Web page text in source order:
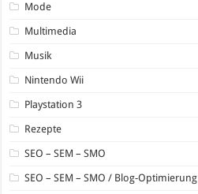
Mode
Multimedia
Musik
Nintendo Wii
Playstation 3
Rezepte
SEO – SEM – SMO
SEO – SEM – SMO / Blog-Optimierung